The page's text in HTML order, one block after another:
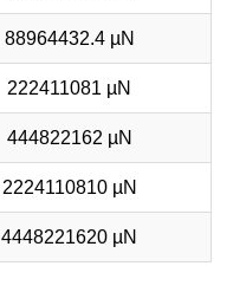
88964432.4 µN
222411081 µN
444822162 µN
2224110810 µN
4448221620 µN